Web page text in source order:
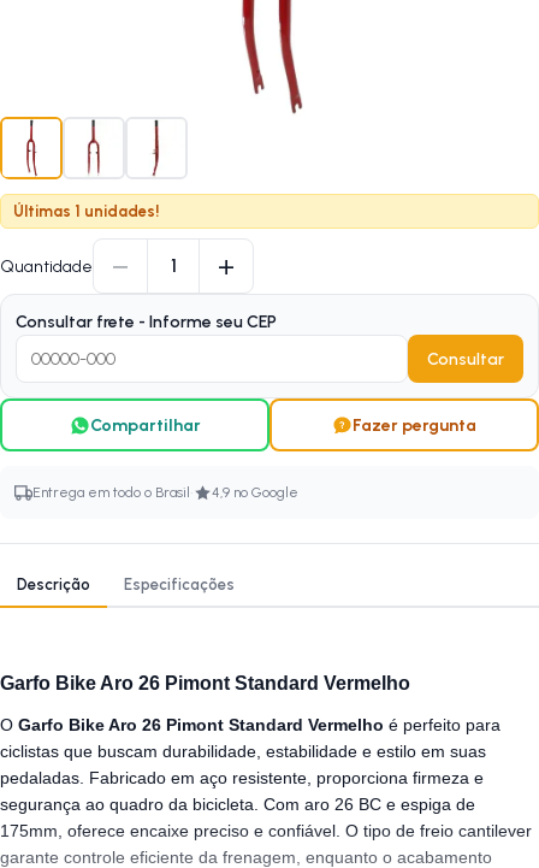
Últimas 1 unidades!
Quantidade − 1 +
Consultar frete - Informe seu CEP
Consultar
Compartilhar Fazer pergunta
Entrega em todo o Brasil · 4,9 no Google
Descrição Especificações
Garfo Bike Aro 26 Pimont Standard Vermelho
O Garfo Bike Aro 26 Pimont Standard Vermelho é perfeito para
ciclistas que buscam durabilidade, estabilidade e estilo em suas
pedaladas. Fabricado em aço resistente, proporciona firmeza e
segurança ao quadro da bicicleta. Com aro 26 BC e espiga de
175mm, oferece encaixe preciso e confiável. O tipo de freio cantilever
garante controle eficiente da frenagem, enquanto o acabamento